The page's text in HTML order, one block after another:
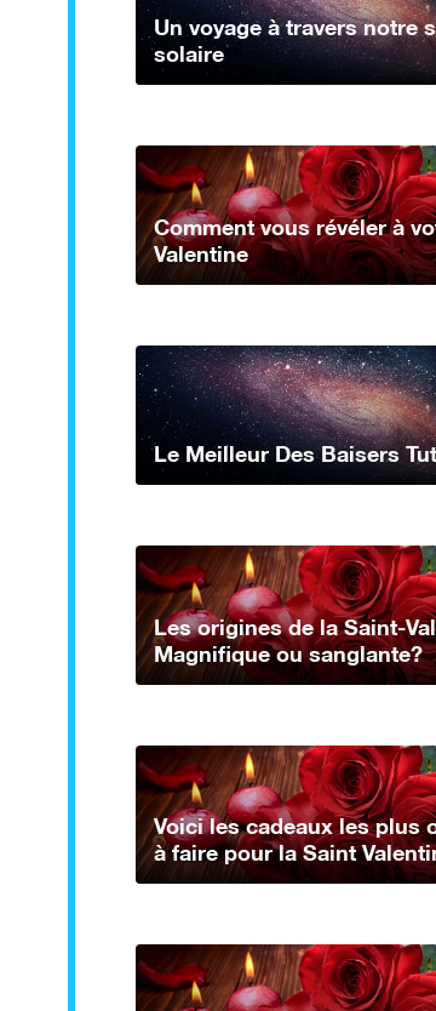
Un voyage à travers notre
solaire
Comment vous révéler à
Valentine
Le Meilleur Des Baisers
Les origines de la Saint-
Magnifique ou sanglante?
Voici les cadeaux les plus
à faire pour la Saint